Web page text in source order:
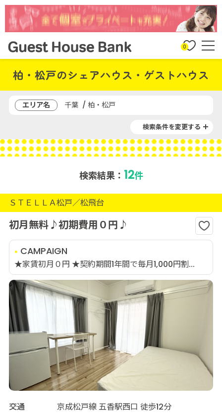
0
柏・松戸のシェアハウス・ゲストハウス
エリア名 千葉 / 柏・松戸
検索条件を変更する
検索結果： 12件
ＳＴＥＬＬＡ松戸／松飛台
初月無料♪初期費用０円♪
CAMPAIGN
★家賃初月０円 ★契約期間1年間で毎月1,000円割...
交通
京成松戸線 五香駅西口 徒歩12分